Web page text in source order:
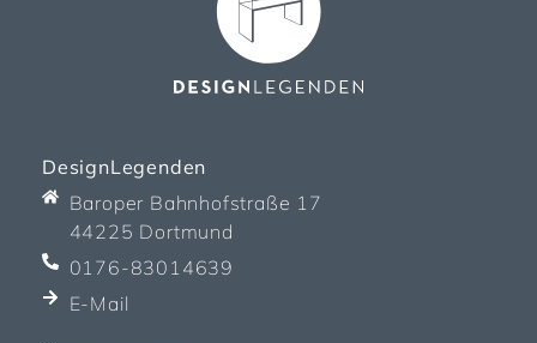
DesignLegenden
Baroper Bahnhofstraße 17
44225 Dortmund
0176-83014639
E-Mail